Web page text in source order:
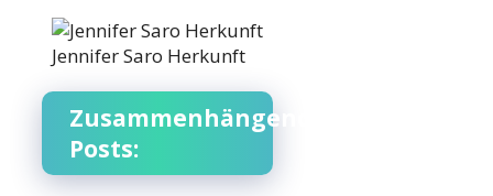
Jennifer Saro Herkunft
Zusammenhängende
Posts: